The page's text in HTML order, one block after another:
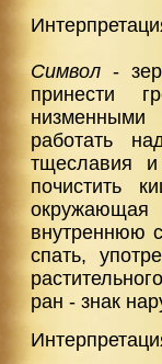
Символ -
принести
работать
тщеславия
почистить
внутреннюю
спать,
ран - знак